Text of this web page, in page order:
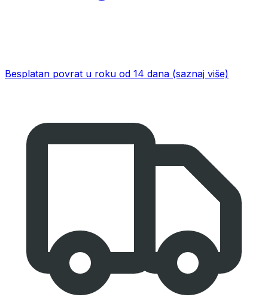
Besplatan povrat u roku od 14 dana (saznaj više)